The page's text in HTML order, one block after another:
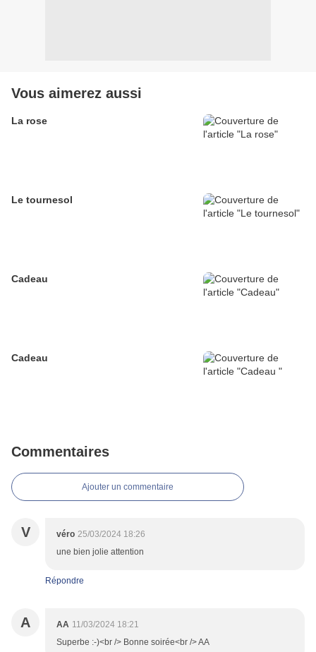
Vous aimerez aussi
La rose
Le tournesol
Cadeau
Cadeau
Commentaires
Ajouter un commentaire
V véro 25/03/2024 18:26
une bien jolie attention
Répondre
A AA 11/03/2024 18:21
Superbe :-)<br /> Bonne soirée<br /> AA